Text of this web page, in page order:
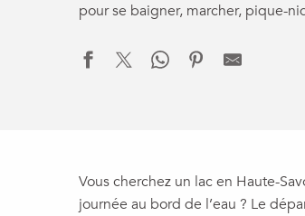
pour se baigner, marcher, pique-
Vous cherchez un lac en Haute-
journée au bord de l’eau ? Le